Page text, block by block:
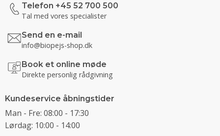
Telefon +45 52 700 500
Tal med vores specialister
Send en e-mail
info@biopejs-shop.dk
Book et online møde
Direkte personlig rådgivning
Kundeservice åbningstider
Man - Fre: 08:00 - 17:30
Lørdag: 10:00 - 14:00